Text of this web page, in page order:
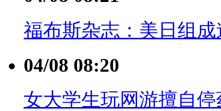
福布斯杂志：美日组
04/08 08:20
女大学生玩网游擅自